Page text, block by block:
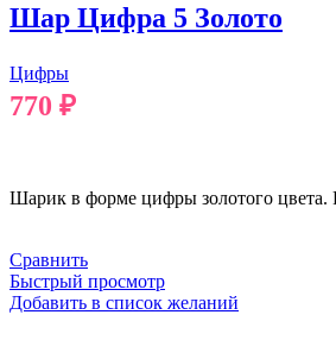
Шар Цифра 5 Золото
Цифры
770 ₽
Шарик в форме цифры золотого цвета.
Сравнить
Быстрый просмотр
Добавить в список желаний